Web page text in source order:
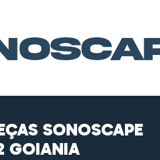
SONOSCAPE
GOIANIA